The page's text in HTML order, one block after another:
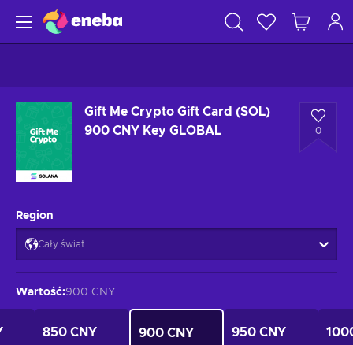
Gift Me Crypto Gift Card (SOL)
900 CNY Key GLOBAL
0
Region
Cały świat
Wartość:900 CNY
850 CNY 900 CNY 950 CNY